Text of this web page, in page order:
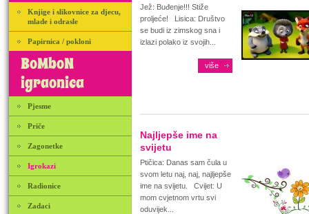
Knjige i slikovnice za djecu,
mlade i odrasle
Papirnica / pokloni
BoMboN
igraonica
Pjesme
Priče
Zagonetke
Igrokazi
Radionice
Zadaci
Jež: Buđenje!!! Stiže
proljeće! Lisica: Društvo
se budi iz zimskog sna i
izlazi polako iz svojih...
više
Najljepše ime na
svijetu
Ptičica: Danas sam čula u
svom letu naj, naj, najljepše
ime na svijetu. Cvijet: U
mom cvjetnom vrtu svi
oduvijek...